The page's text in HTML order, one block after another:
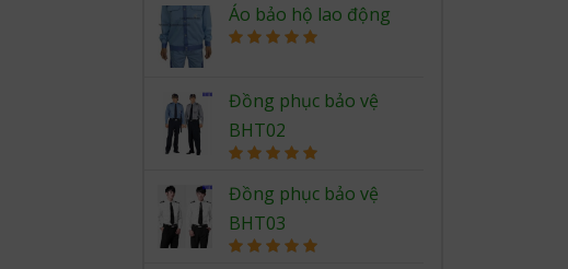
Áo bảo hộ lao động
Đồng phục bảo vệ
BHT02
out of 5
Đồng phục bảo vệ
BHT03